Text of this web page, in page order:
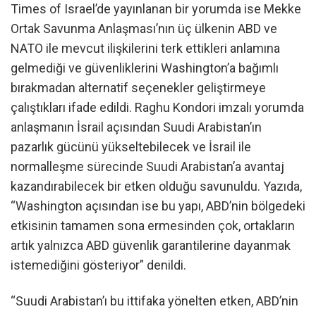
Times of Israel’de yayınlanan bir yorumda ise Mekke
Ortak Savunma Anlaşması’nın üç ülkenin ABD ve
NATO ile mevcut ilişkilerini terk ettikleri anlamına
gelmediği ve güvenliklerini Washington’a bağımlı
bırakmadan alternatif seçenekler geliştirmeye
çalıştıkları ifade edildi. Raghu Kondori imzalı yorumda
anlaşmanın İsrail açısından Suudi Arabistan’ın
pazarlık gücünü yükseltebilecek ve İsrail ile
normalleşme sürecinde Suudi Arabistan’a avantaj
kazandırabilecek bir etken olduğu savunuldu. Yazıda,
“Washington açısından ise bu yapı, ABD’nin bölgedeki
etkisinin tamamen sona ermesinden çok, ortakların
artık yalnızca ABD güvenlik garantilerine dayanmak
istemediğini gösteriyor” denildi.
“Suudi Arabistan’ı bu ittifaka yönelten etken, ABD’nin